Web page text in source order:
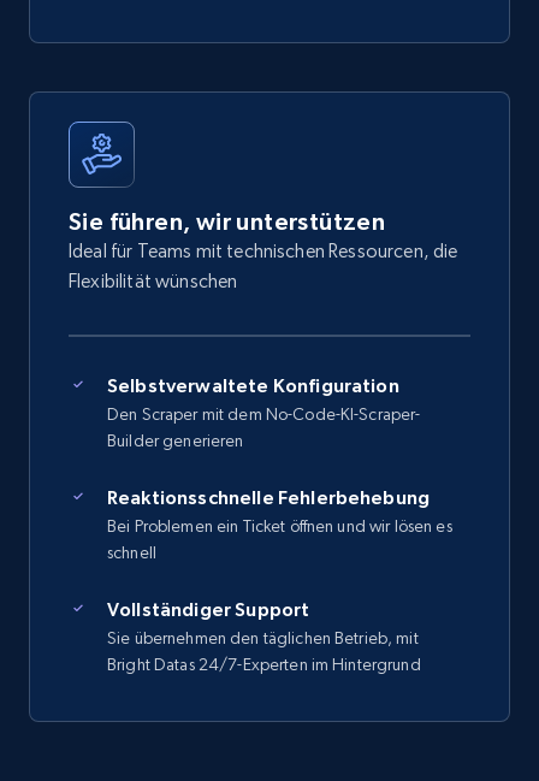
Sie führen, wir unterstützen
Ideal für Teams mit technischen Ressourcen, die
Flexibilität wünschen
Selbstverwaltete Konfiguration
Den Scraper mit dem No-Code-KI-Scraper-
Builder generieren
Reaktionsschnelle Fehlerbehebung
Bei Problemen ein Ticket öffnen und wir lösen es
schnell
Vollständiger Support
Sie übernehmen den täglichen Betrieb, mit
Bright Datas 24/7-Experten im Hintergrund